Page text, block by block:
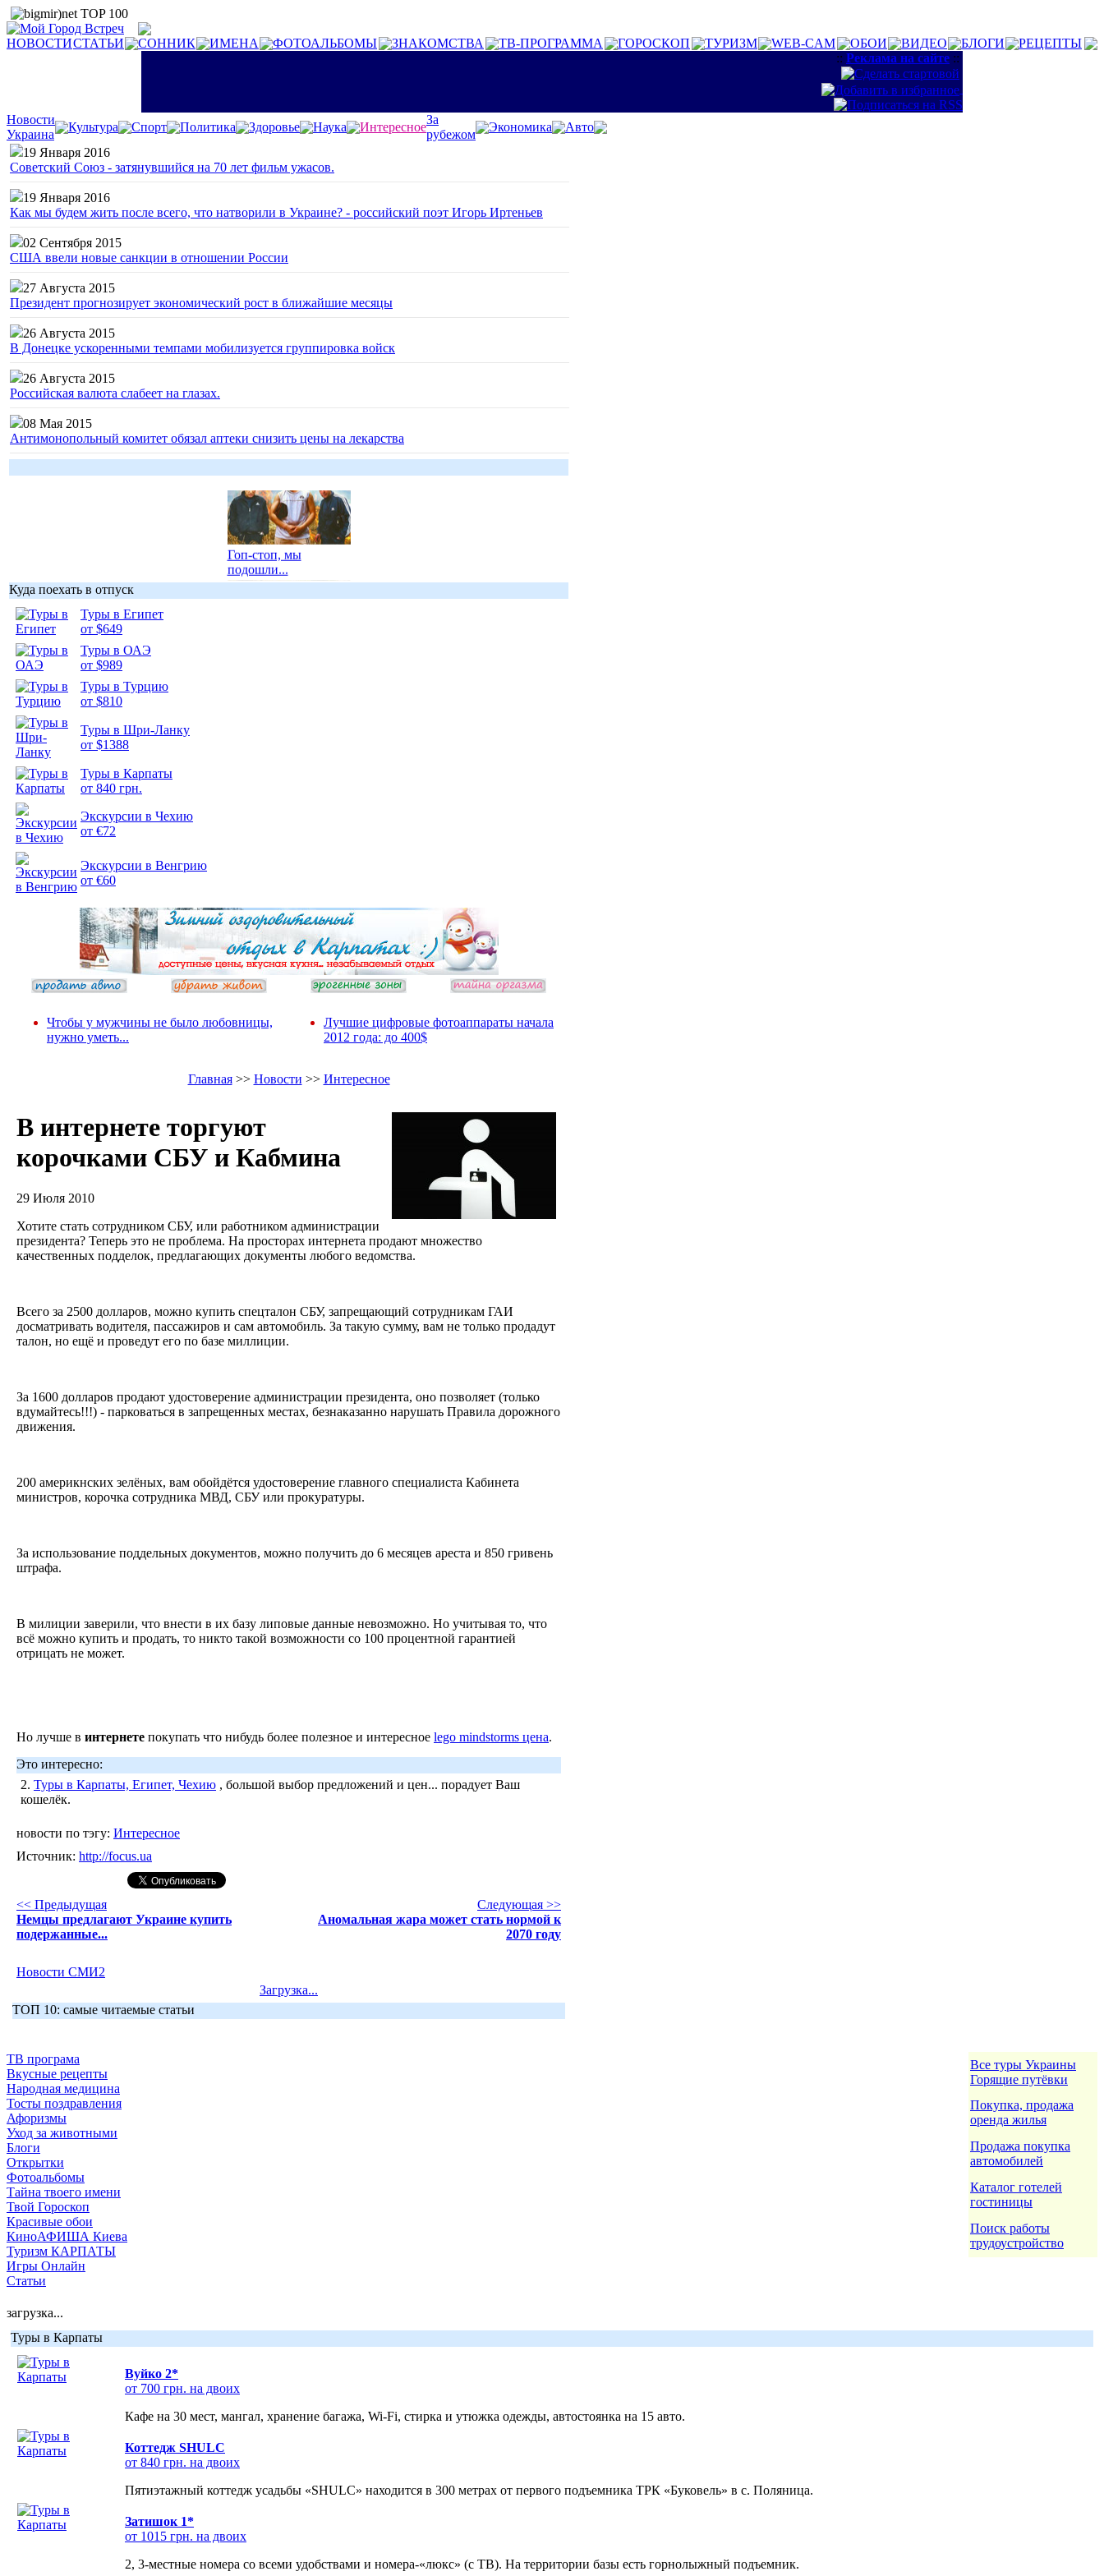
НОВОСТИСТАТЬИ СОННИК ИМЕНА ФОТОАЛЬБОМЫ ЗНАКОМСТВА ТВ-ПРОГРАММА ГОРОСКОП ТУРИЗМ WEB-CAM ОБОИ ВИДЕО БЛОГИ
РЕЦЕПТЫ
:: Реклама на сайте ::
Новости
Украина
Культура Спорт Политика Здоровье Наука Интересное
За
рубежом
Экономика
Авто
19 Января 2016
Советский Союз - затянувшийся на 70 лет фильм ужасов.
19 Января 2016
Как мы будем жить после всего, что натворили в Украине? - российский поэт Игорь Иртеньев
02 Сентября 2015
США ввели новые санкции в отношении России
27 Августа 2015
Президент прогнозирует экономический рост в ближайшие месяцы
26 Августа 2015
В Донецке ускоренными темпами мобилизуется группировка войск
26 Августа 2015
Российская валюта слабеет на глазах.
08 Мая 2015
Антимонопольный комитет обязал аптеки снизить цены на лекарства
Гоп-стоп, мы
подошли...
Куда поехать в отпуск
Туры в Египет
от $649
Туры в ОАЭ
от $989
Туры в Турцию
от $810
Туры в Шри-Ланку
от $1388
Туры в Карпаты
от 840 грн.
Экскурсии в Чехию
от €72
Экскурсии в Венгрию
от €60
Чтобы у мужчины не было любовницы,
нужно уметь...
Лучшие цифровые фотоаппараты начала
2012 года: до 400$
Главная>> Новости >> Интересное
В интернете торгуют
корочками СБУ и Кабмина
29 Июля 2010
Хотите стать сотрудником СБУ, или работником администрации
президента? Теперь это не проблема. На просторах интернета продают множество
качественных подделок, предлагающих документы любого ведомства.
Всего за 2500 долларов, можно купить спецталон СБУ, запрещающий сотрудникам ГАИ
досматривать водителя, пассажиров и сам автомобиль. За такую сумму, вам не только продадут
талон, но ещё и проведут его по базе миллиции.
За 1600 долларов продают удостоверение администрации президента, оно позволяет (только
вдумайтесь!!!) - парковаться в запрещенных местах, безнаказанно нарушать Правила дорожного
движения.
200 америкнских зелёных, вам обойдётся удостоверение главного специалиста Кабинета
министров, корочка сотрудника МВД, СБУ или прокуратуры.
За использование поддельных документов, можно получить до 6 месяцев ареста и 850 гривень
штрафа.
В милиции заверили, что внести в их базу липовые данные невозможно. Но учитывая то, что
всё можно купить и продать, то никто такой возможности со 100 процентной гарантией
отрицать не может.
Но лучше в интернете покупать что нибудь более полезное и интересное lego mindstorms цена.
Это интересно:
2. Туры в Карпаты, Египет, Чехию , большой выбор предложений и цен... порадует Ваш
кошелёк.
новости по тэгу: Интересное
Источник: http://focus.ua
<< Предыдущая
Немцы предлагают Украине купить
подержанные...
Следующая >>
Аномальная жара может стать нормой к
2070 году
Новости СМИ2
Загрузка...
ТОП 10: самые читаемые статьи
ТВ програма
Вкусные рецепты
Народная медицина
Тосты поздравления
Афоризмы
Уход за животными
Блоги
Открытки
Фотоальбомы
Тайна твоего имени
Твой Гороскоп
Красивые обои
КиноАФИША Киева
Туризм КАРПАТЫ
Игры Онлайн
Статьи
Все туры Украины
Горящие путёвки
Покупка, продажа
оренда жилья
Продажа покупка
автомобилей
Каталог готелей
гостиницы
Поиск работы
трудоустройство
загрузка...
Туры в Карпаты
Вуйко 2*
от 700 грн. на двоих
Кафе на 30 мест, мангал, хранение багажа, Wi-Fi, стирка и утюжка одежды, автостоянка на 15 авто.
Коттедж SHULC
от 840 грн. на двоих
Пятиэтажный коттедж усадьбы «SHULC» находится в 300 метрах от первого подъемника ТРК «Буковель» в с. Поляница.
Затишок 1*
от 1015 грн. на двоих
2, 3-местные номера со всеми удобствами и номера-«люкс» (с ТВ). На территории базы есть горнолыжный подъемник.